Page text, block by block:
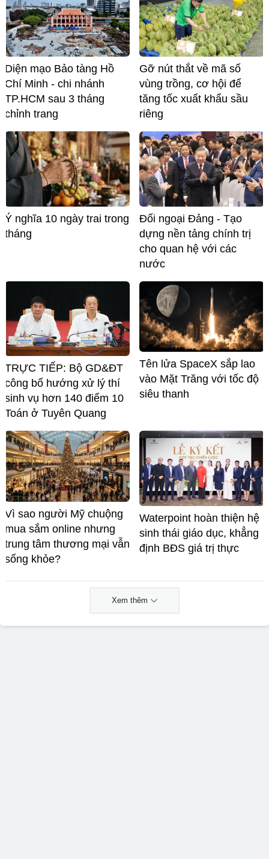
Diện mạo Bảo tàng Hồ
Chí Minh - chi nhánh
TP.HCM sau 3 tháng
chỉnh trang
Gỡ nút thắt về mã số
vùng trồng, cơ hội để
tăng tốc xuất khẩu sầu
riêng
Ý nghĩa 10 ngày trai trong
tháng
Đối ngoại Đảng - Tạo
dựng nền tảng chính trị
cho quan hệ với các
nước
TRỰC TIẾP: Bộ GD&ĐT
công bố hướng xử lý thí
sinh vụ hơn 140 điểm 10
Toán ở Tuyên Quang
Tên lửa SpaceX sắp lao
vào Mặt Trăng với tốc độ
siêu thanh
Vì sao người Mỹ chuộng
mua sắm online nhưng
trung tâm thương mại vẫn
sống khỏe?
Waterpoint hoàn thiện hệ
sinh thái giáo dục, khẳng
định BĐS giá trị thực
Xem thêm